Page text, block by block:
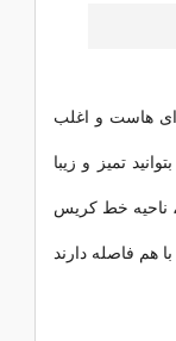
هاست و اغلب
تمیز و زیبا
ناحیه خط کریس
هم فاصله دارند